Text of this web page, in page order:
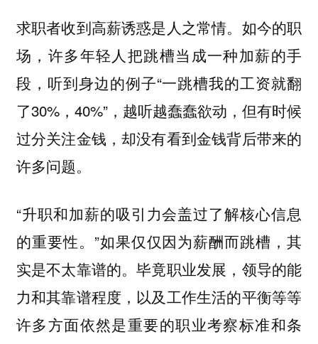
求职者收到高薪诱惑是人之常情。如今的职
场，许多年轻人把跳槽当成一种加薪的手
段，听到身边的例子“一跳槽我的工资就翻
了30%，40%”，越听越蠢蠢欲动，但有时候
过分关注金钱，却没有看到金钱背后带来的
许多问题。
“升职和加薪的吸引力会盖过了解核心信息
的重要性。”如果仅仅因为薪酬而跳槽，其
实是不太靠谱的。毕竟职业发展，领导的能
力和其靠谱程度，以及工作生活的平衡等等
许多方面依然是重要的职业考察标准和条